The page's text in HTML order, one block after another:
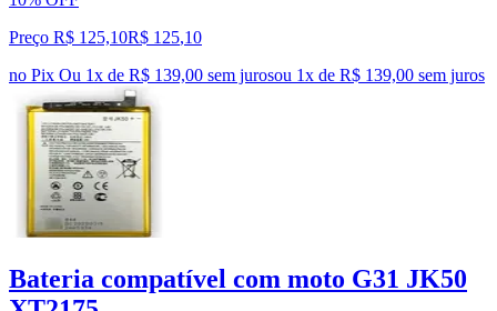
Preço R$ 125,10R$ 125,10
no Pix Ou 1x de R$ 139,00 sem jurosou 1x de R$ 139,00 sem juros
Bateria compatível com moto G31 JK50